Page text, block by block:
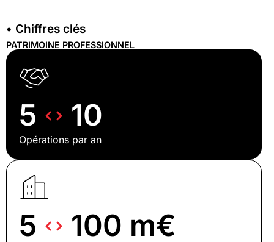
• Chiffres clés
PATRIMOINE PROFESSIONNEL
5 10
Opérations par an
5 100 m€